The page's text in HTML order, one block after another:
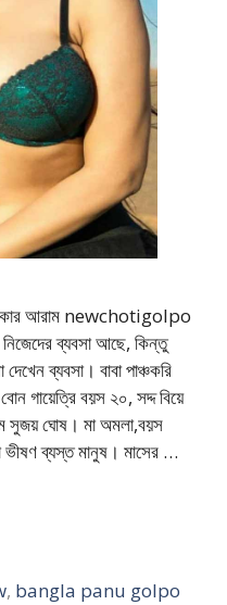
আরাম newchotigolpo
ব্যবসা আছে, কিন্তু
ব্যবসা। বাবা পাঞ্চকরি
গায়েত্রি বয়স ২০, সদ্দ বিয়ে
সুজয় ঘোষ। মা অমলা,বয়স
ব্যস্ত মানুষ। মাসের …
, bangla panu golpo